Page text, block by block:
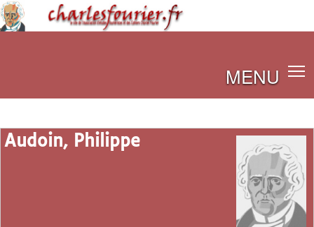
MENU
Audoin, Philippe